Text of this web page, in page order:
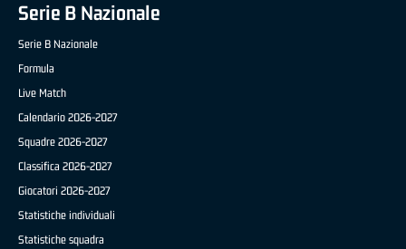
Serie B Nazionale
Serie B Nazionale
Formula
Live Match
Calendario 2026-2027
Squadre 2026-2027
Classifica 2026-2027
Giocatori 2026-2027
Statistiche individuali
Statistiche squadra